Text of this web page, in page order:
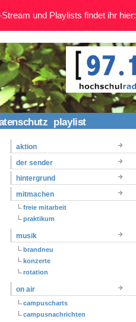
playlist
aktion
der sender
hintergrund
mitmachen
freie mitarbeit
praktikum
musik
brandneu
konzerte
rotation
on air
campuscharts
campusnachrichten
und Playlists findet ihr hier: